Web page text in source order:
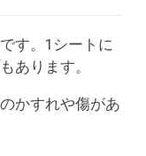
す。1シートに
あります。
かすれや傷があ